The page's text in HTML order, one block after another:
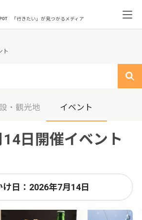
「行きたい」が見つかるメディア
ト
・観光地 イベント
日開催イベント
け日：2026年7月14日